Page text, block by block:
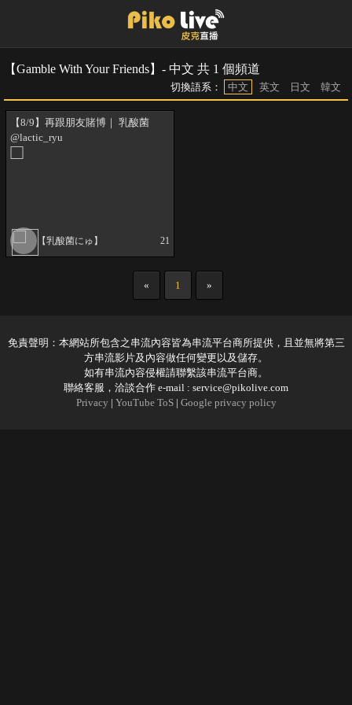
【Gamble With Your Friends】- 中文 共 1 個頻道
切換語系： 中文 英文 日文 韓文
【8/9】再跟朋友賭博｜ 乳酸菌
@lactic_ryu
【乳酸菌にゅ】 21
« 1 »
免責聲明：本網站所包含之串流內容皆為串流平台商所提供，且並無將第三
方串流影片及內容做任何變更以及儲存。
如有串流內容侵權請聯繫該串流平台商。
聯絡客服，洽談合作 e-mail : service@pikolive.com
Privacy | YouTube ToS| Google privacy policy